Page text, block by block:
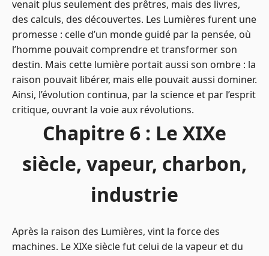
venait plus seulement des prêtres, mais des livres,
des calculs, des découvertes. Les Lumières furent une
promesse : celle d’un monde guidé par la pensée, où
l’homme pouvait comprendre et transformer son
destin. Mais cette lumière portait aussi son ombre : la
raison pouvait libérer, mais elle pouvait aussi dominer.
Ainsi, l’évolution continua, par la science et par l’esprit
critique, ouvrant la voie aux révolutions.
Chapitre 6 : Le XIXe
siècle, vapeur, charbon,
industrie
Après la raison des Lumières, vint la force des
machines. Le XIXe siècle fut celui de la vapeur et du